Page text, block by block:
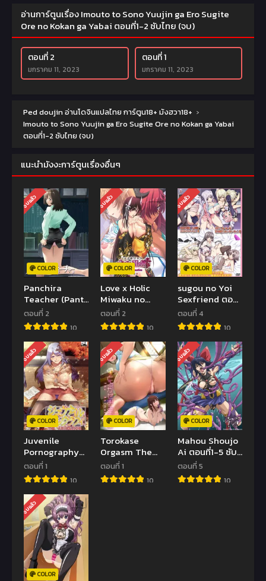
อ่านการ์ตูนเรื่อง Imouto to Sono Yuujin ga Ero Sugite
Ore no Kokan ga Yabai ตอนที่1-2 ซับไทย (จบ)
ตอนที่ 2
มกราคม 11, 2023
ตอนที่ 1
มกราคม 11, 2023
Ped doujin อ่านโดจินแปลไทย การ์ตูน18+ มังฮวา18+ ›
Imouto to Sono Yuujin ga Ero Sugite Ore no Kokan ga Yabai
ตอนที่1-2 ซับไทย (จบ)
แนะนำมังงะการ์ตูนเรื่องอื่นๆ
จบแล้ว
COLOR
Panchira
Teacher (Panty
Flash Teacher)
ตอนที่1-2 ซับไทย
(จบ)
ตอนที่ 2
10
จบแล้ว
COLOR
Love x Holic
Miwaku no
Otome to
Hakudaku
Kankei The
Animation ตอน
ที่ 1-2 ซับไทย
(จบ)
ตอนที่ 2
10
จบแล้ว
COLOR
sugou no Yoi
Sexfriend ตอน
ที่ 1-4 ซับไทย
(จบ)
ตอนที่ 4
10
จบแล้ว
COLOR
Juvenile
Pornography
The Animation
ตอนที่1 ซับไทย
(จบ)
ตอนที่ 1
10
จบแล้ว
COLOR
Torokase
Orgasm The
Animation ตอน
ที่1 ซับไทย
ตอนที่ 1
10
จบแล้ว
COLOR
Mahou Shoujo
Ai ตอนที่1-5 ซับ
ไทย (จบ)
ตอนที่ 5
10
จบแล้ว
COLOR